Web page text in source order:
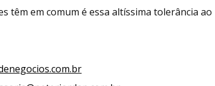
têm em comum é essa altíssima tolerância ao